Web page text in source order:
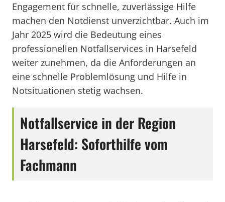
Engagement für schnelle, zuverlässige Hilfe
machen den Notdienst unverzichtbar. Auch im
Jahr 2025 wird die Bedeutung eines
professionellen Notfallservices in Harsefeld
weiter zunehmen, da die Anforderungen an
eine schnelle Problemlösung und Hilfe in
Notsituationen stetig wachsen.
Notfallservice in der Region
Harsefeld: Soforthilfe vom
Fachmann